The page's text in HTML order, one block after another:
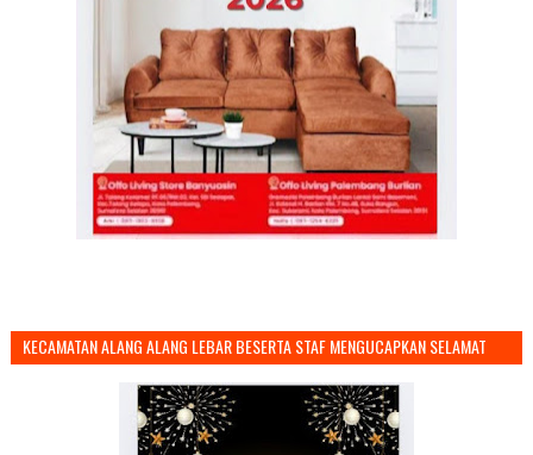
KECAMATAN ALANG ALANG LEBAR BESERTA STAF MENGUCAPKAN SELAMAT